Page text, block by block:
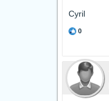
Cyril
0